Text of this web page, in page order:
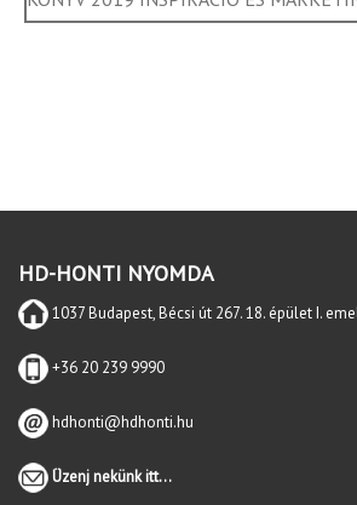
HD-HONTI NYOMDA
1037 Budapest, Bécsi út 267. 18. épület I.
+36 20 239 9990
hdhonti@hdhonti.hu
Üzenj nekünk itt...